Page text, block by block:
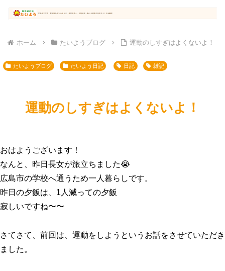
ホーム たいようブログ 運動のしすぎはよくないよ！
たいようブログ たいよう日記 日記 雑記
運動のしすぎはよくないよ！
おはようございます！
なんと、昨日長女が旅立ちました😭
広島市の学校へ通うため一人暮らしです。
昨日の夕飯は、1人減っての夕飯
寂しいですね〜〜
さてさて、前回は、運動をしようというお話をさせていただき
ました。